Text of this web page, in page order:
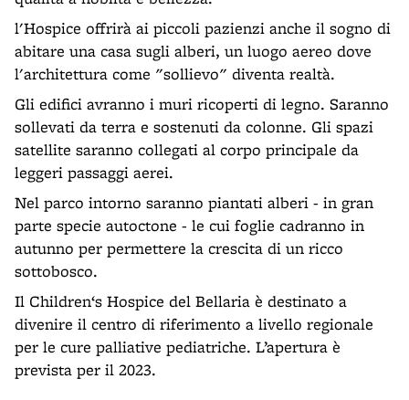
l'Hospice offrirà ai piccoli pazienzi anche il sogno di
abitare una casa sugli alberi, un luogo aereo dove
l'architettura come "sollievo" diventa realtà.
Gli edifici avranno i muri ricoperti di legno. Saranno
sollevati da terra e sostenuti da colonne. Gli spazi
satellite saranno collegati al corpo principale da
leggeri passaggi aerei.
Nel parco intorno saranno piantati alberi - in gran
parte specie autoctone - le cui foglie cadranno in
autunno per permettere la crescita di un ricco
sottobosco.
Il Children‘s Hospice del Bellaria è destinato a
divenire il centro di riferimento a livello regionale
per le cure palliative pediatriche. L’apertura è
prevista per il 2023.